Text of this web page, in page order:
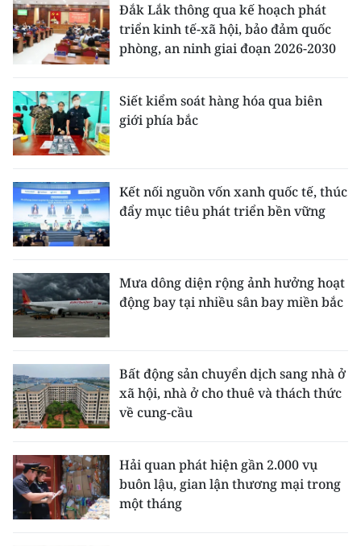
Đắk Lắk thông qua kế hoạch phát
triển kinh tế-xã hội, bảo đảm quốc
phòng, an ninh giai đoạn 2026-2030
Siết kiểm soát hàng hóa qua biên
giới phía bắc
Kết nối nguồn vốn xanh quốc tế, thúc
đẩy mục tiêu phát triển bền vững
Mưa dông diện rộng ảnh hưởng hoạt
động bay tại nhiều sân bay miền bắc
Bất động sản chuyển dịch sang nhà ở
xã hội, nhà ở cho thuê và thách thức
về cung-cầu
Hải quan phát hiện gần 2.000 vụ
buôn lậu, gian lận thương mại trong
một tháng